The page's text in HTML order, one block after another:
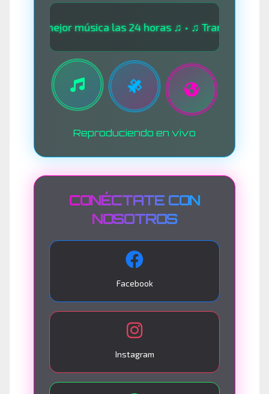
mejor música las 24 horas ♫ • ♫ Transmitiendo
Reproduciendo en vivo
CONÉCTATE CON
NOSOTROS
Facebook
Instagram